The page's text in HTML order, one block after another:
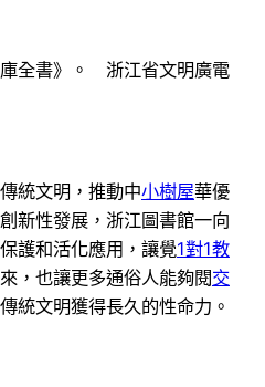
全書》。 浙江省文明廣電
統文明，推動中小樹屋華優
新性發展，浙江圖書館一向
護和活化應用，讓覺1對1教
，也讓更多通俗人能夠閱交
統文明獲得長久的性命力。